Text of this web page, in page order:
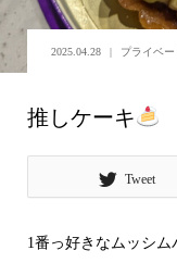
2025.04.28 プライベー
推しケーキ
Tweet
1番っ好きなムッシム